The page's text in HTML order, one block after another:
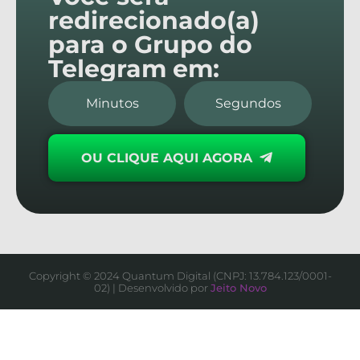
redirecionado(a)
para o Grupo do
Telegram em:
Minutos Segundos
OU CLIQUE AQUI AGORA
Copyright © 2024 Quantum Digital (CNPJ: 13.784.123/0001-
02) | Desenvolvido porJeito Novo